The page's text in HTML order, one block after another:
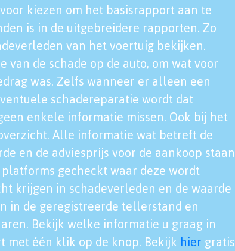
kiezen om het basisrapport aan te
is in de uitgebreidere rapporten. Zo
van het voertuig bekijken.
de schade op de auto, om wat voor
was. Zelfs wanneer er alleen een
schadereparatie wordt dat
enkele informatie missen. Ook bij het
Alle informatie wat betreft de
en de adviesprijs voor de aankoop staan
gecheckt waar deze wordt
krijgen in schadeverleden en de waarde
in de geregistreerde tellerstand en
Bekijk welke informatie u graag in
met één klik op de knop. Bekijk hier gratis